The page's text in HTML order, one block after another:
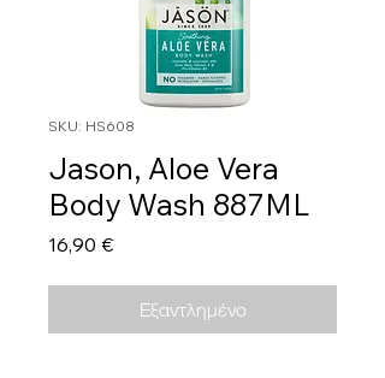
SKU: HS608
Jason, Aloe Vera
Body Wash 887ML
16,90 €Τιμή
Εξαντλημένο